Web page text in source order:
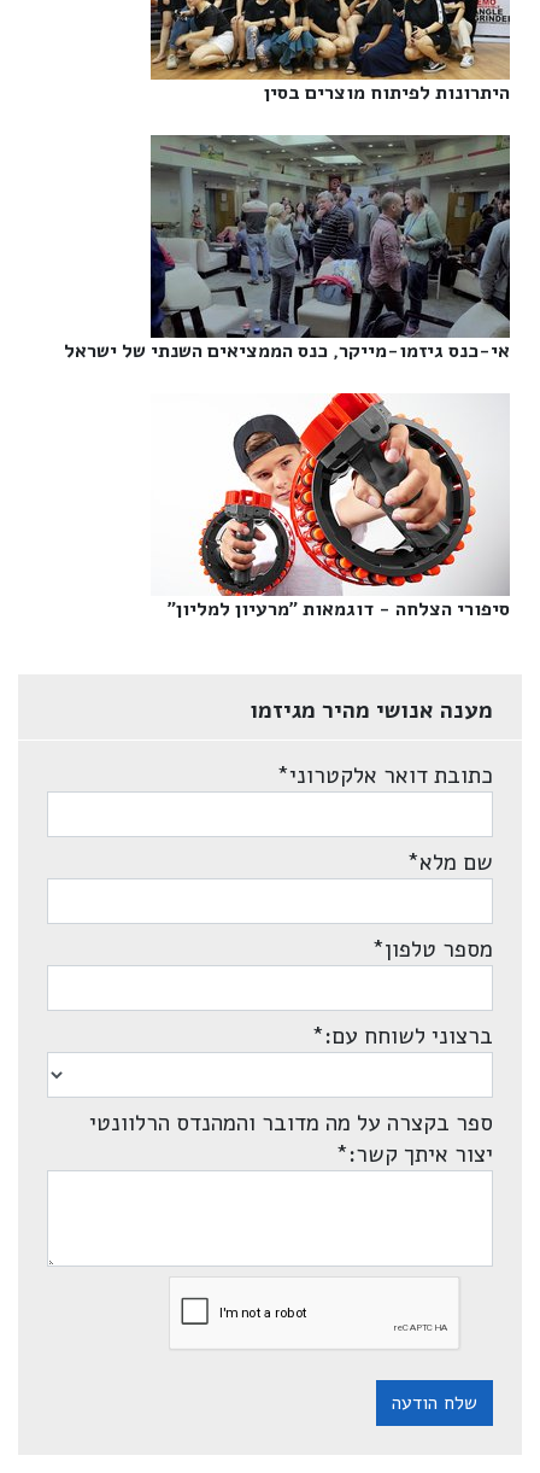
היתרונות לפיתוח מוצרים בסין‎
אי-כנס גיזמו-מייקר, כנס הממציאים השנתי של ישראל‎
סיפורי הצלחה - דוגמאות "מרעיון למליון"‎
מענה אנושי מהיר מגיזמו
כתובת דואר אלקטרוני*
שם מלא*
מספר טלפון*
ברצוני לשוחח עם:*
ספר בקצרה על מה מדובר והמהנדס הרלוונטי
יצור איתך קשר:*
שלח הודעה